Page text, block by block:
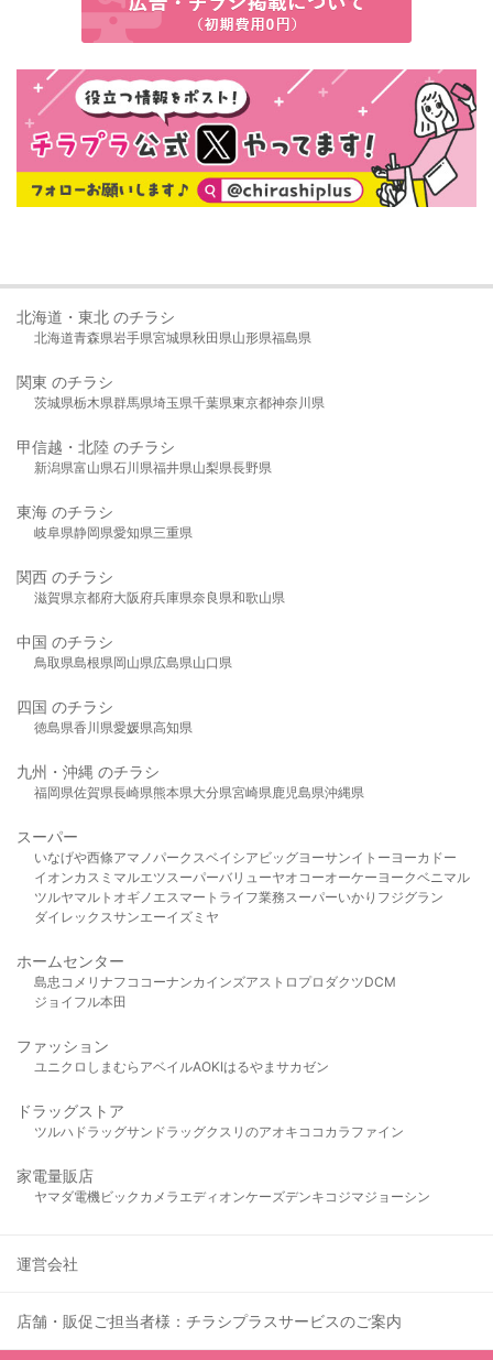
北海道・東北 のチラシ
北海道青森県岩手県宮城県秋田県山形県福島県
関東 のチラシ
茨城県栃木県群馬県埼玉県千葉県東京都神奈川県
甲信越・北陸 のチラシ
新潟県富山県石川県福井県山梨県長野県
東海 のチラシ
岐阜県静岡県愛知県三重県
関西 のチラシ
滋賀県京都府大阪府兵庫県奈良県和歌山県
中国 のチラシ
鳥取県島根県岡山県広島県山口県
四国 のチラシ
徳島県香川県愛媛県高知県
九州・沖縄 のチラシ
福岡県佐賀県長崎県熊本県大分県宮崎県鹿児島県沖縄県
スーパー
いなげや西條アマノパークスベイシア ビッグヨーサンイトーヨーカドー
イオンカスミ マルエツスーパーバリューヤオコーオーケー ヨークベニマル
ツルヤマルト オギノ エスマート ライフ業務スーパーいかり フジグラン
ダイレックスサンエーイズミヤ
ホームセンター
島忠 コメリ ナフコ コーナンカインズアストロプロダクツDCM
ジョイフル本田
ファッション
ユニクロ しまむら アベイルAOKIはるやま サカゼン
ドラッグストア
ツルハドラッグサンドラッグクスリのアオキ ココカラファイン
家電量販店
ヤマダ電機ビックカメラ エディオンケーズデンキ コジマジョーシン
運営会社
店舗・販促ご担当者様：チラシプラスサービスのご案内